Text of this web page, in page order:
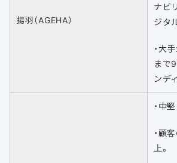
揚羽（AGEHA）
ナビ
ジタ
・大
まで
ンデ
・中
・顧
上。